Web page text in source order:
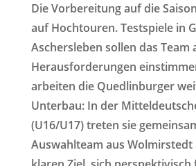
Die Vorbereitung auf die
auf Hochtouren. Testspiele in
Aschersleben sollen das Team
Herausforderungen
arbeiten die Quedlinburger
Unterbau: In der
(U16/U17) treten sie
Auswahlteam aus Wolmirstedt